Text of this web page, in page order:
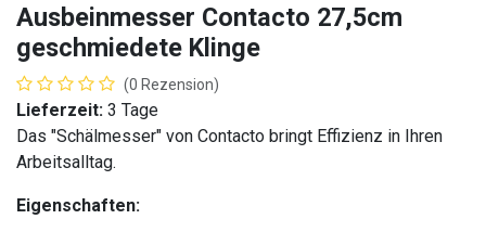
Ausbeinmesser Contacto 27,5cm
geschmiedete Klinge
(0 Rezension)
Lieferzeit: 3 Tage
Das "Schälmesser" von Contacto bringt Effizienz in Ihren
Arbeitsalltag.
Eigenschaften: